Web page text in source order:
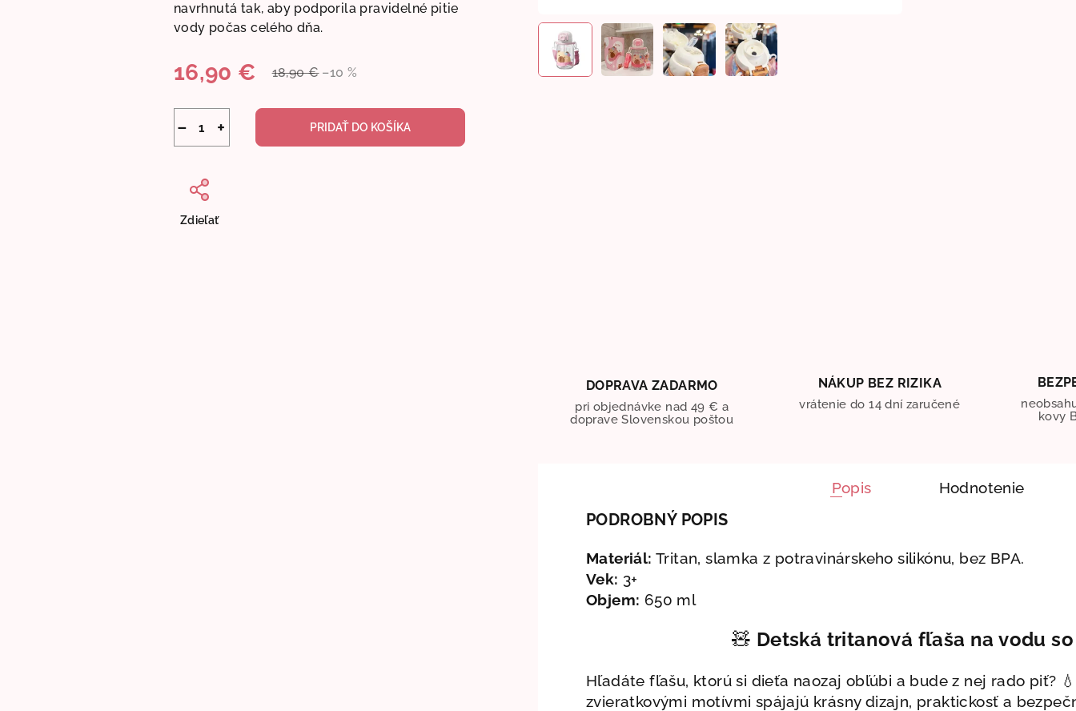
navrhnutá tak, aby podporila pravidelné pitie
vody počas celého dňa.
18,90 € –10 %
16,90 €
Jednotková
+
− PRIDAŤ DO KOŠÍKA
Zdieľať
DOPRAVA ZADARMO
pri objednávke nad 49 € a
doprave Slovenskou poštou
NÁKUP BEZ RIZIKA
vrátenie do 14 dní zaručené
kovy
Popis Hodnotenie
PODROBNÝ POPIS
Materiál: Tritan, slamka z potravinárskeho silikónu, bez BPA.
Vek: 3+
Objem: 650 ml
🧸 Detská tritanová fľaša na vodu
Hľadáte fľašu, ktorú si dieťa naozaj obľúbi a bude z nej rado piť?
zvieratkovými motívmi spájajú krásny dizajn, praktickosť a